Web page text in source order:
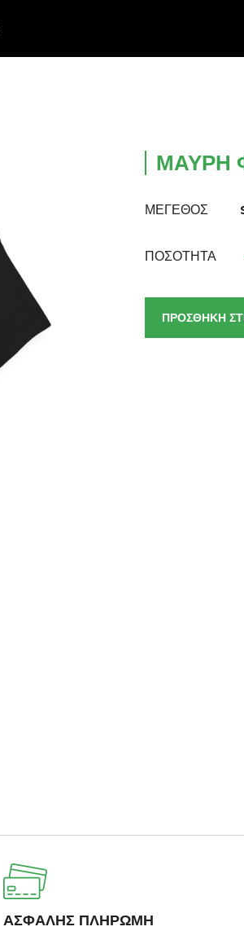
ΜΑΎΡΗ
ΜΕΓΕΘΟΣ
ΠΟΣΟΤΗΤΑ
ΠΡΟΣΘΗΚΗ
ΑΣΦΑΛΗΣ ΠΛΗΡΩΜΗ